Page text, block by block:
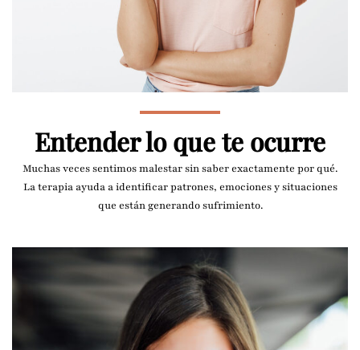
Entender lo que te ocurre
Muchas veces sentimos malestar sin saber exactamente por qué.
La terapia ayuda a identificar patrones, emociones y situaciones
que están generando sufrimiento.